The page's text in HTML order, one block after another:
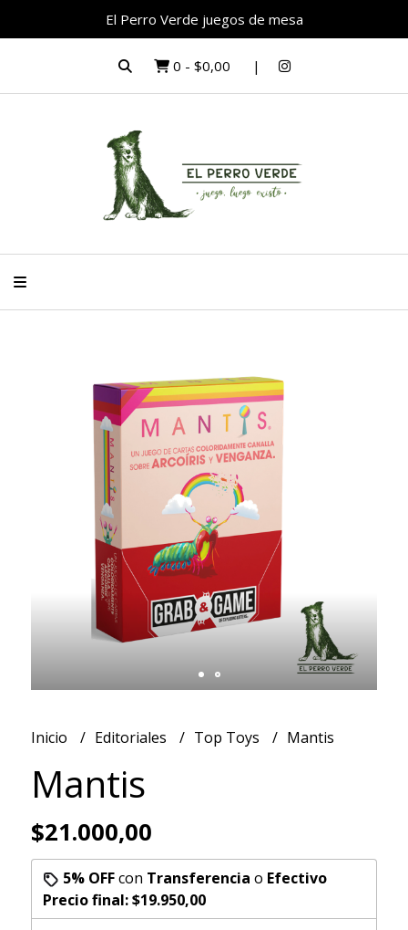
El Perro Verde juegos de mesa
0 - $0,00
Inicio Editoriales Top Toys Mantis
Mantis
$21.000,00
5% OFFcon Transferencia o Efectivo
Precio final:$19.950,00